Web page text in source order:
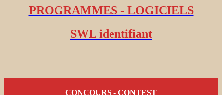
PROGRAMMES - LOGICIELS
SWL identifiant
CONCOURS - CONTEST